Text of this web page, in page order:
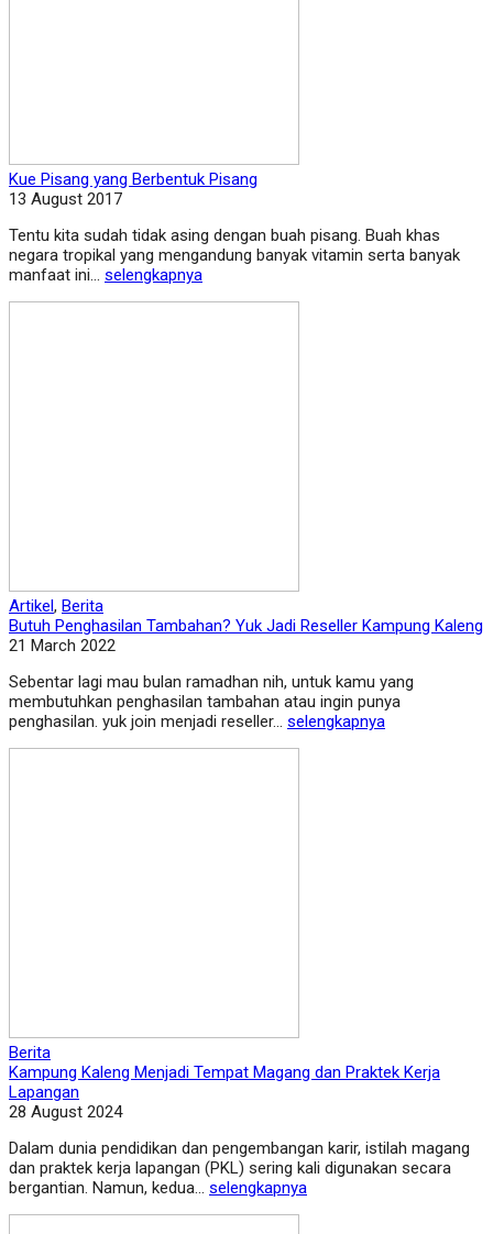
Kue Pisang yang Berbentuk Pisang
13 August 2017
Tentu kita sudah tidak asing dengan buah pisang. Buah khas
negara tropikal yang mengandung banyak vitamin serta banyak
manfaat ini... selengkapnya
Artikel , Berita
Butuh Penghasilan Tambahan? Yuk Jadi Reseller Kampung Kaleng
21 March 2022
Sebentar lagi mau bulan ramadhan nih, untuk kamu yang
membutuhkan penghasilan tambahan atau ingin punya
penghasilan. yuk join menjadi reseller... selengkapnya
Berita
Kampung Kaleng Menjadi Tempat Magang dan Praktek Kerja
Lapangan
28 August 2024
Dalam dunia pendidikan dan pengembangan karir, istilah magang
dan praktek kerja lapangan (PKL) sering kali digunakan secara
bergantian. Namun, kedua... selengkapnya